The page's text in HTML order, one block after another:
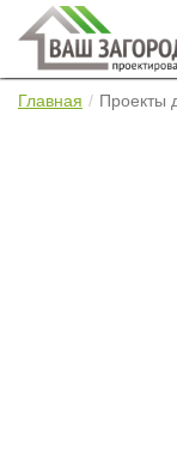
Главная Проекты